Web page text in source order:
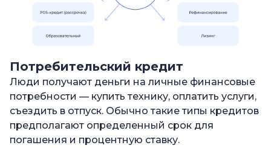
Потребительский кредит
Люди получают деньги на личные финансовые
потребности — купить технику, оплатить услуги,
съездить в отпуск. Обычно такие типы кредитов
предполагают определенный срок для
погашения и процентную ставку.